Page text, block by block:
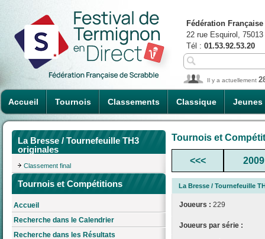
Accueil Tournois Classements Classique Jeunes
Fédération
22 rue Esquirol,
Tél : 01.53.92.53.20
Il y a actuellement
La Bresse / Tournefeuille TH3
originales
Classement final
Tournois et Compétitions
Accueil
Recherche dans le Calendrier
Recherche dans les Résultats
Tournois et
<<< 2009
La Bresse / Tournefeuille
Joueurs : 229
Joueurs par série :